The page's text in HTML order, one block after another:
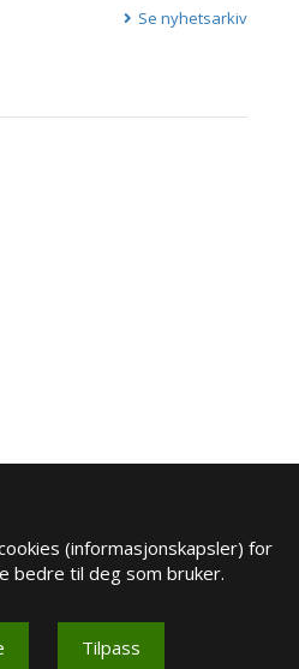
Se nyhetsarkiv
(informasjonskapsler) for
bedre til deg som bruker.
Tilpass